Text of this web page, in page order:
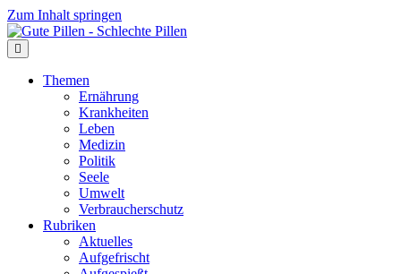
Zum Inhalt springen
Themen
Ernährung
Krankheiten
Leben
Medizin
Politik
Seele
Umwelt
Verbraucherschutz
Rubriken
Aktuelles
Aufgefrischt